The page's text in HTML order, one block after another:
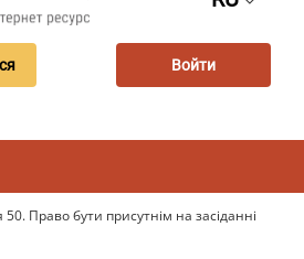
Войти
50. Право бути присутнім на засіданні